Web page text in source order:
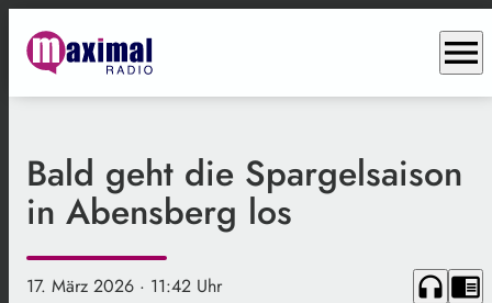
menu
Bald geht die Spargelsaison
in Abensberg los
17. März 2026 · 11:42 Uhr headphones chrome_reader_mode